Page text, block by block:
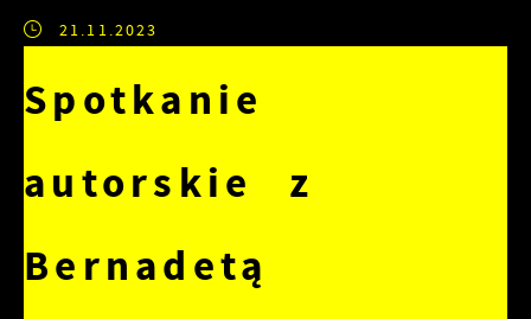
21.11.2023
Spotkanie
autorskie z
Bernadetą